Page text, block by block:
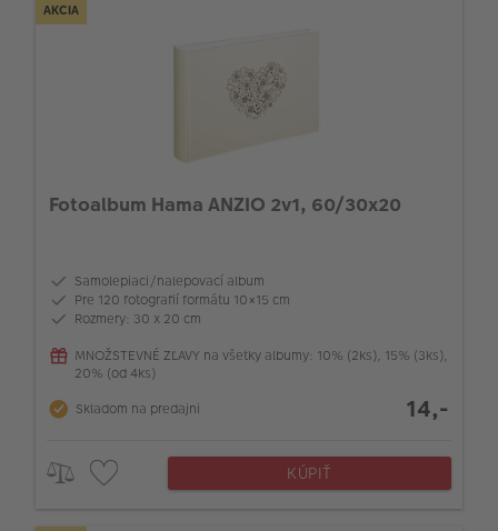
AKCIA
Fotoalbum Hama ANZIO 2v1, 60/30x20
Samolepiaci/nalepovací album
Pre 120 fotografií formátu 10×15 cm
Rozmery: 30 x 20 cm
MNOŽSTEVNÉ ZĽAVY na všetky albumy: 10% (2ks), 15% (3ks),
20% (od 4ks)
Skladom na predajni
14,-
KÚPIŤ